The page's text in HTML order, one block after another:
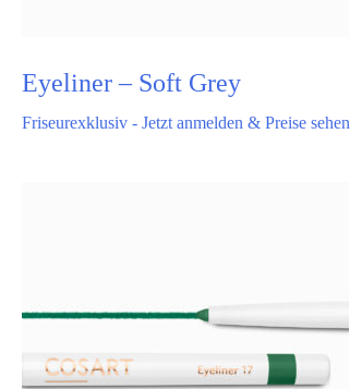
Eyeliner – Soft Grey
Friseurexklusiv - Jetzt anmelden & Preise sehen